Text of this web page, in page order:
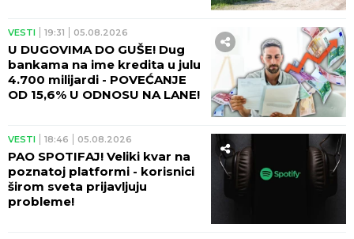
VESTI 19:31 05.08.2026
U DUGOVIMA DO GUŠE! Dug
bankama na ime kredita u julu
4.700 milijardi - POVEĆANJE
OD 15,6% U ODNOSU NA LANE!
VESTI 18:46 05.08.2026
PAO SPOTIFAJ! Veliki kvar na
poznatoj platformi - korisnici
širom sveta prijavljuju
probleme!